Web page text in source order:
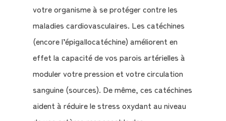
votre organisme à se protéger contre les
maladies cardiovasculaires. Les catéchines
(encore l’épigallocatéchine) améliorent en
effet la capacité de vos parois artérielles à
moduler votre pression et votre circulation
sanguine (sources). De même, ces catéchines
aident à réduire le stress oxydant au niveau